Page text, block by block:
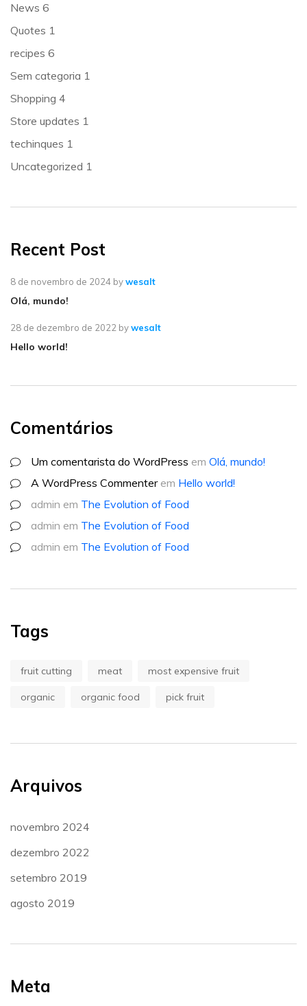
News 6
Quotes 1
recipes 6
Sem categoria 1
Shopping 4
Store updates 1
techinques 1
Uncategorized 1
Recent Post
8 de novembro de 2024 bywesalt
Olá, mundo!
28 de dezembro de 2022 bywesalt
Hello world!
Comentários
Um comentarista do WordPress em Olá, mundo!
A WordPress Commenterem Hello world!
admin em The Evolution of Food
admin em The Evolution of Food
admin em The Evolution of Food
Tags
fruit cutting meat most expensive fruit
organic organic food pick fruit
Arquivos
novembro 2024
dezembro 2022
setembro 2019
agosto 2019
Meta